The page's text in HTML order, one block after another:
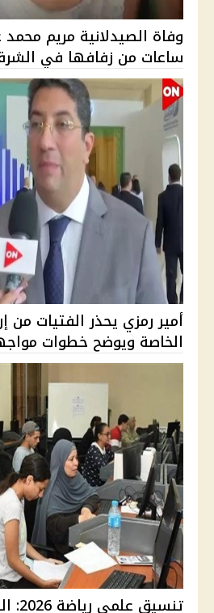
وفاة الصيدلانية مريم
ساعات من زفافها في
أمير رمزي يحذر الفتيات من
الخاصة ويوضح خطوات